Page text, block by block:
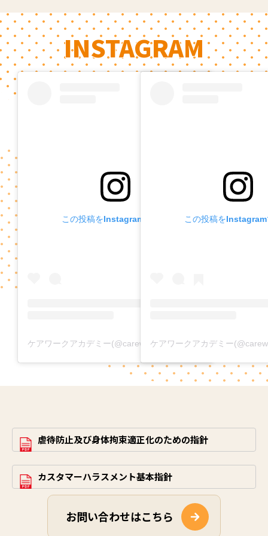
INSTAGRAM
この投稿をInstagramで見る
ケアワークアカデミー(@carework_academy)がシェアした投稿
この投稿を
虐待防止及び身体拘束適正化のための指針
カスタマーハラスメント基本指針
お問い合わせはこちら